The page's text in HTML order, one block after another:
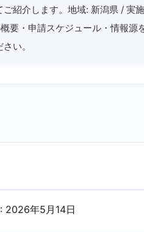
紹介します。地域: 新潟県 / 実
要・申請スケジュール・情報源
い。
2026年5月14日